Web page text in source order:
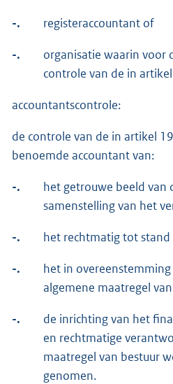
-. registeraccountant of
-.
organisatie waarin voor
controle van de in
accountantscontrole:
de controle van de in artikel
benoemde accountant van:
-.
het getrouwe beeld van
samenstelling van het
-. het rechtmatig tot
-.
het in
algemene maatregel
-.
de inrichting van het
en rechtmatige
maatregel van bestuur
genomen.